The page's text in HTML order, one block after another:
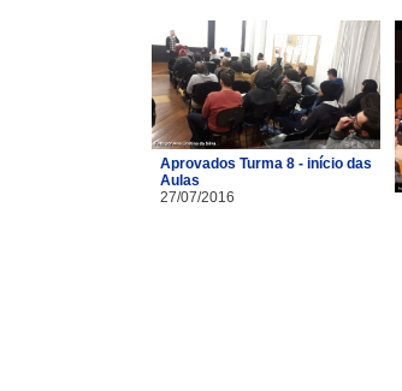
Aprovados Turma 8 - início das
Aulas
27/07/2016